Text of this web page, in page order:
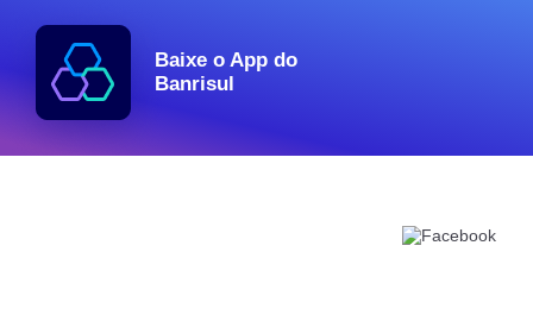
Baixe o App do
Banrisul